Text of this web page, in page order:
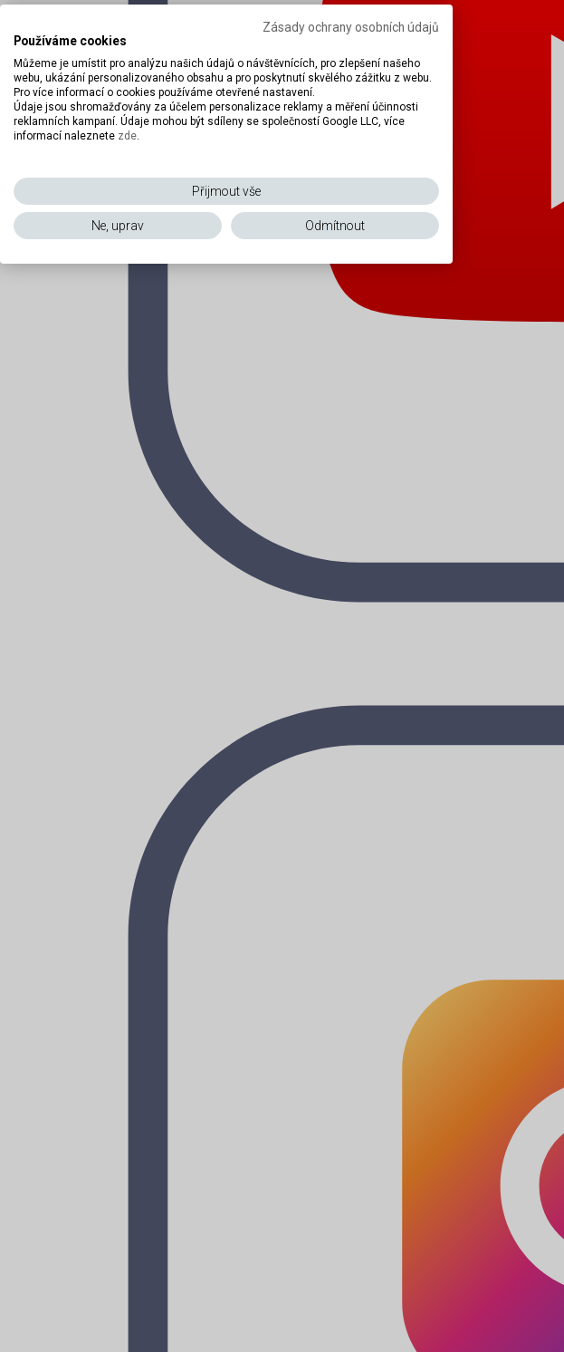
Zásady ochrany osobních údajů
Používáme cookies
Můžeme je umístit pro analýzu našich údajů o návštěvnících, pro zlepšení našeho
webu, ukázání personalizovaného obsahu a pro poskytnutí skvělého zážitku z webu.
Pro více informací o cookies používáme otevřené nastavení.
Údaje jsou shromažďovány za účelem personalizace reklamy a měření účinnosti
reklamních kampaní. Údaje mohou být sdíleny se společností Google LLC, více
informací naleznete zde.
Přijmout vše
Ne, uprav Odmítnout